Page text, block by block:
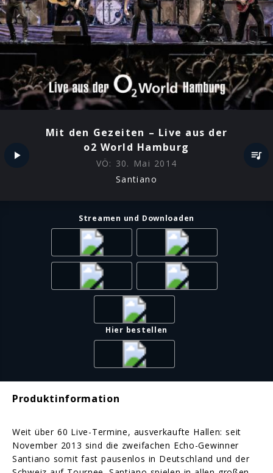
Mit den Gezeiten – Live aus der
o2 World Hamburg
VÖ: 30. Mai 2014
Santiano
Streamen und Downloaden
Hier bestellen
Produktinformation
Weit über 60 Live-Termine, ausverkaufte Hallen: seit
November 2013 sind die zweifachen Echo-Gewinner
Santiano somit fast pausenlos in Deutschland und der